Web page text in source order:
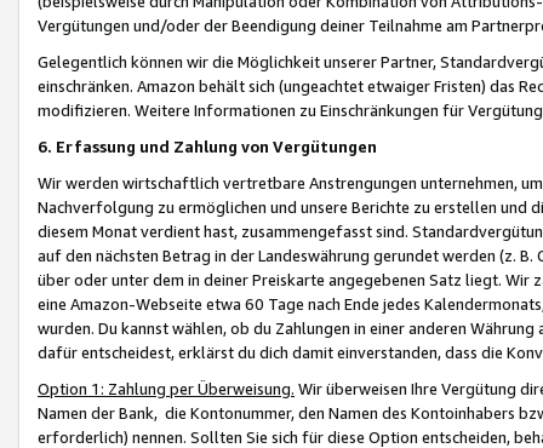
Vergütungen und/oder der Beendigung deiner Teilnahme am
Gelegentlich können wir die Möglichkeit unserer Partner,
einschränken. Amazon behält sich (ungeachtet etwaiger Fristen) das
modifizieren. Weitere Informationen zu Einschränkungen für
6. Erfassung und Zahlung von Vergütungen
Wir werden wirtschaftlich vertretbare Anstrengungen unternehmen,
Nachverfolgung zu ermöglichen und unsere Berichte zu erstellen und
diesem Monat verdient hast, zusammengefasst sind.
auf den nächsten Betrag in der Landeswährung gerundet werden (z.
über oder unter dem in deiner Preiskarte angegebenen Satz liegt.
eine Amazon-Webseite etwa 60 Tage nach Ende jedes
wurden. Du kannst wählen, ob du Zahlungen in einer anderen
dafür entscheidest, erklärst du dich damit einverstanden, dass die
Option 1: Zahlung per Überweisung. Wir überweisen Ihre Vergütung
Namen der Bank, die Kontonummer, den Namen des Kontoinhabers
erforderlich) nennen. Sollten Sie sich für diese Option entscheiden,